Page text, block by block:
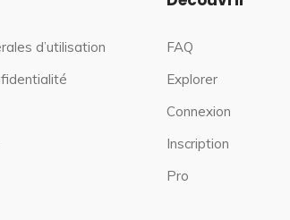
d’utilisation
FAQ
Explorer
Connexion
Inscription
Pro